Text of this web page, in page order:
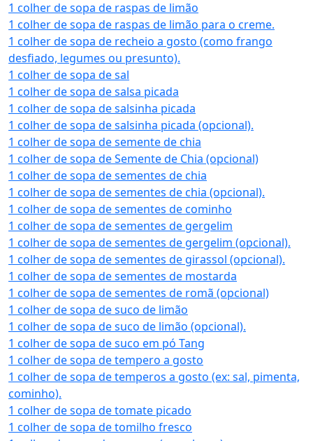
1 colher de sopa de raspas de limão
1 colher de sopa de raspas de limão para o creme.
1 colher de sopa de recheio a gosto (como frango
desfiado, legumes ou presunto).
1 colher de sopa de sal
1 colher de sopa de salsa picada
1 colher de sopa de salsinha picada
1 colher de sopa de salsinha picada (opcional).
1 colher de sopa de semente de chia
1 colher de sopa de Semente de Chia (opcional)
1 colher de sopa de sementes de chia
1 colher de sopa de sementes de chia (opcional).
1 colher de sopa de sementes de cominho
1 colher de sopa de sementes de gergelim
1 colher de sopa de sementes de gergelim (opcional).
1 colher de sopa de sementes de girassol (opcional).
1 colher de sopa de sementes de mostarda
1 colher de sopa de sementes de romã (opcional)
1 colher de sopa de suco de limão
1 colher de sopa de suco de limão (opcional).
1 colher de sopa de suco em pó Tang
1 colher de sopa de tempero a gosto
1 colher de sopa de temperos a gosto (ex: sal, pimenta,
cominho).
1 colher de sopa de tomate picado
1 colher de sopa de tomilho fresco